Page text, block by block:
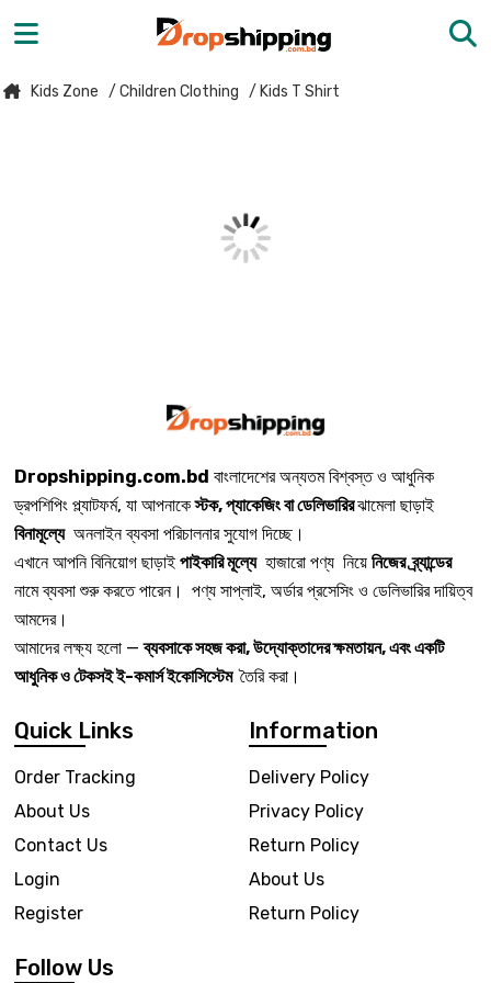
Kids Zone / Children Clothing / Kids T Shirt
Dropshipping.com.bd বাংলাদেশের অন্যতম বিশ্বস্ত ও আধুনিক
ড্রপশিপিং প্ল্যাটফর্ম, যা আপনাকেস্টক, প্যাকেজিং বা ডেলিভারিরঝামেলা ছাড়াই
বিনামূল্যেঅনলাইন ব্যবসা পরিচালনার সুযোগ দিচ্ছে।
এখানে আপনি বিনিয়োগ ছাড়াই পাইকারি মূল্যেহাজারো পণ্য নিয়ে নিজের ব্র্যান্ডের
নামে ব্যবসা শুরু করতে পারেন। পণ্য সাপ্লাই, অর্ডার প্রসেসিং ও ডেলিভারির দায়িত্ব
আমদের।
আমাদের লক্ষ্য হলো —ব্যবসাকে সহজ করা, উদ্যোক্তাদের ক্ষমতায়ন, এবং একটি
আধুনিক ও টেকসই ই-কমার্স ইকোসিস্টেম তৈরি করা।
Quick Links
Order Tracking
About Us
Contact Us
Login
Register
Information
Delivery Policy
Privacy Policy
Return Policy
About Us
Return Policy
Follow Us